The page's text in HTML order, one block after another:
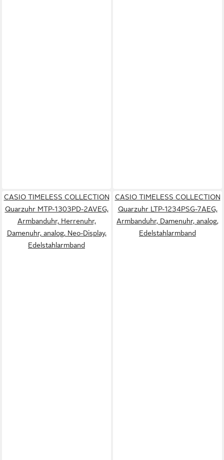
CASIO TIMELESS COLLECTION
Quarzuhr MTP-1303PD-2AVEG,
Armbanduhr, Herrenuhr,
Damenuhr, analog, Neo-Display,
Edelstahlarmband
CASIO TIMELESS COLLECTION
Quarzuhr LTP-1234PSG-7AEG,
Armbanduhr, Damenuhr, analog,
Edelstahlarmband